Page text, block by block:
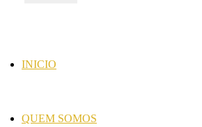
INICIO
QUEM SOMOS